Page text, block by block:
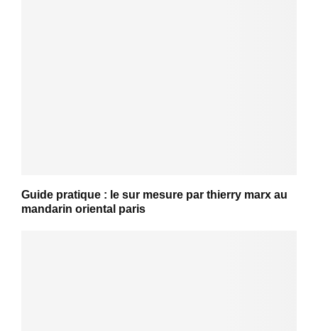
Guide pratique : le sur mesure par thierry marx au
mandarin oriental paris